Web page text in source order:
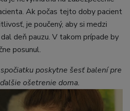
Ak počas tejto doby pacient
je poučený, aby si medzi
deň pauzu. V takom prípade by
posunul.
poskytne šesť balení pre
ošetrenie doma.